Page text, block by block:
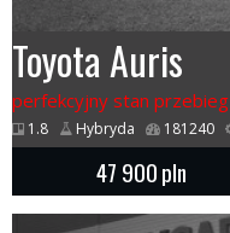
Toyota Auris
perfekcyjny stan przebieg
1.8 Hybryda 181240
47 900pln